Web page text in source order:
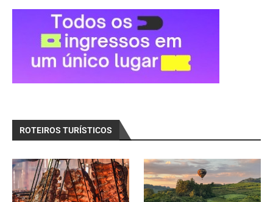
ROTEIROS TURÍSTICOS